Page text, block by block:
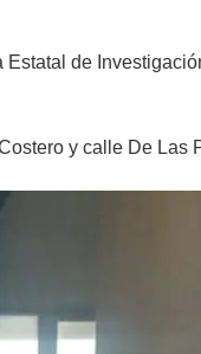
de
y calle De Las